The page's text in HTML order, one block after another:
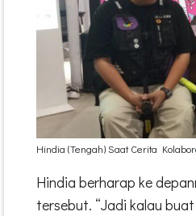
Hindia (Tengah) Saat Cerita
Hindia berharap ke
tersebut. “Jadi kalau